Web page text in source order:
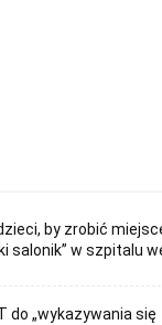
by zrobić
salonik” w szpitalu
do „wykazywania się